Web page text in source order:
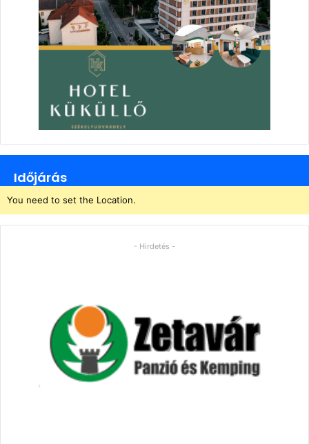
Időjárás
You need to set the Location.
- Hirdetés -